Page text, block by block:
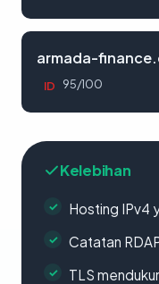
armada-
ID 95/100
Kelebihan
Hosting IPv4
Catatan
TLS